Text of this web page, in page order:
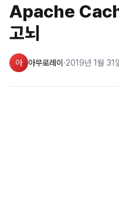
Apache
고뇌
아 아무로레이 ·2019년 1월 31